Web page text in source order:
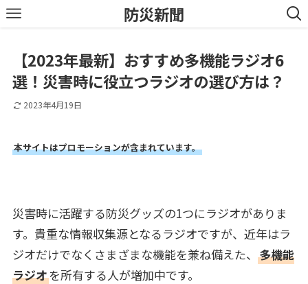
防災新聞
【2023年最新】おすすめ多機能ラジオ6
選！災害時に役立つラジオの選び方は？
2023年4月19日
本サイトはプロモーションが含まれています。
災害時に活躍する防災グッズの1つにラジオがありま
す。貴重な情報収集源となるラジオですが、近年はラ
ジオだけでなくさまざまな機能を兼ね備えた、 多機能
ラジオを所有する人が増加中です。